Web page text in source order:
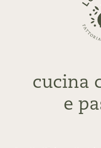
zur
cucina
e